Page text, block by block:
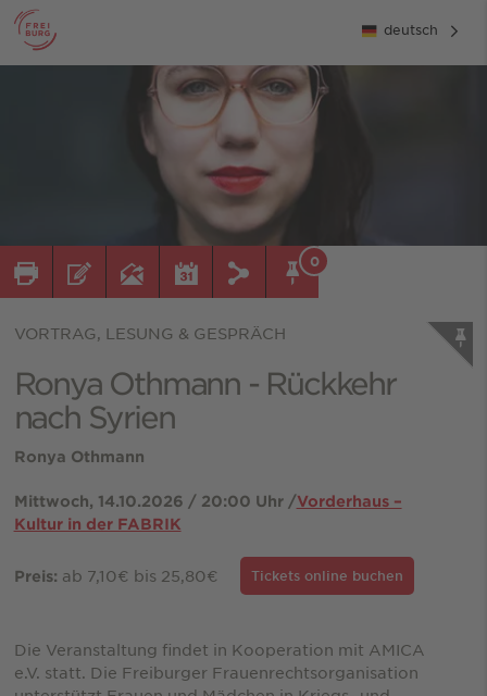
deutsch
0
VORTRAG, LESUNG & GESPRÄCH
Ronya Othmann - Rückkehr
nach Syrien
Ronya Othmann
Mittwoch, 14.10.2026 / 20:00 Uhr /Vorderhaus –
Kultur in der FABRIK
Preis: ab 7,10€ bis 25,80€ Tickets online buchen
Die Veranstaltung findet in Kooperation mit AMICA
e.V. statt. Die Freiburger Frauenrechtsorganisation